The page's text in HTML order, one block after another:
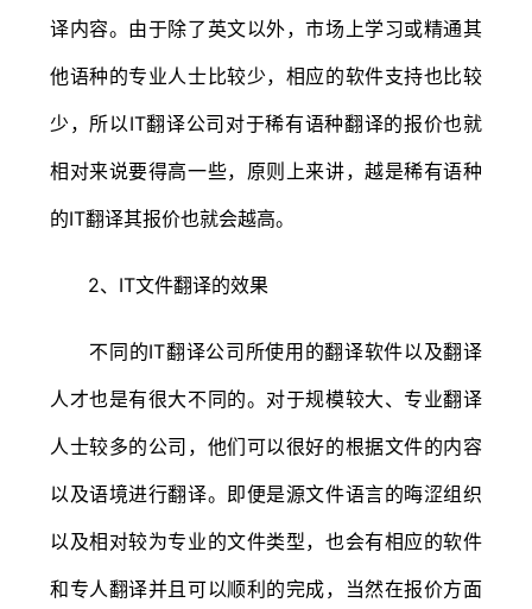
译内容。由于除了英文以外，市场上学习或精通其
他语种的专业人士比较少，相应的软件支持也比较
少，所以IT翻译公司对于稀有语种翻译的报价也就
相对来说要得高一些，原则上来讲，越是稀有语种
的IT翻译其报价也就会越高。
2、IT文件翻译的效果
不同的IT翻译公司所使用的翻译软件以及翻译
人才也是有很大不同的。对于规模较大、专业翻译
人士较多的公司，他们可以很好的根据文件的内容
以及语境进行翻译。即便是源文件语言的晦涩组织
以及相对较为专业的文件类型，也会有相应的软件
和专人翻译并且可以顺利的完成，当然在报价方面